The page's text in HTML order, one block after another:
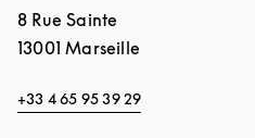
8 Rue Sainte
13001 Marseille
+33 4 65 95 39 29